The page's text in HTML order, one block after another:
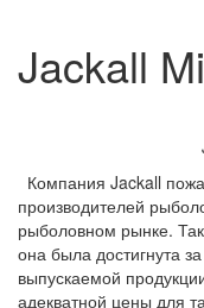
Jackall
Компания Jackall
производителей
рыболовном рынке.
она была достигнута
выпускаемой
адекватной цены для